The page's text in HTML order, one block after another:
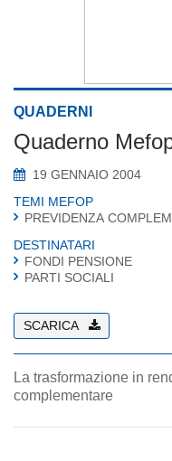
QUADERNI
Quaderno
19 GENNAIO 2004
TEMI MEFOP
PREVIDENZA
DESTINATARI
FONDI PENSIONE
PARTI SOCIALI
SCARICA
La trasformazione in
complementare